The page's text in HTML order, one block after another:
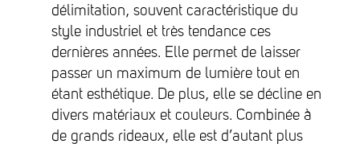
délimitation, souvent caractéristique du
style industriel et très tendance ces
dernières années. Elle permet de laisser
passer un maximum de lumière tout en
étant esthétique. De plus, elle se décline en
divers matériaux et couleurs. Combinée à
de grands rideaux, elle est d’autant plus